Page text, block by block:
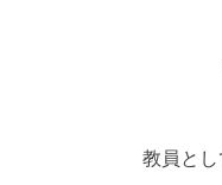
教員と